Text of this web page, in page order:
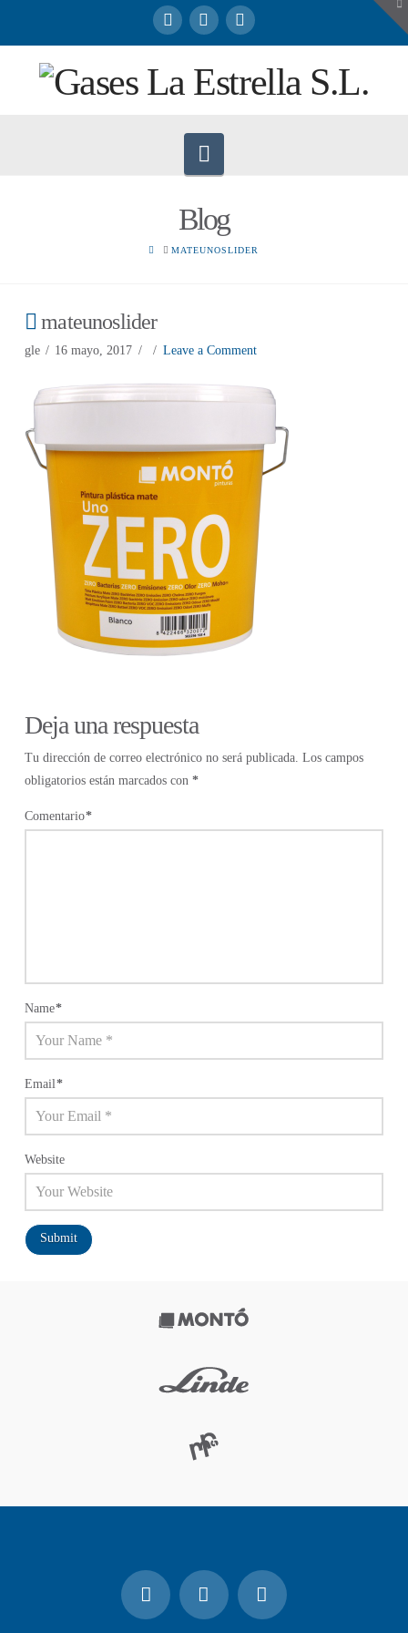
Navigation
Blog
HOMEMATEUNOSLIDER
mateunoslider
gle 16 mayo, 2017 Leave a Comment
Deja una respuesta
Tu dirección de correo electrónico no será publicada. Los campos
obligatorios están marcados con *
Comentario*
Name*
Email*
Website